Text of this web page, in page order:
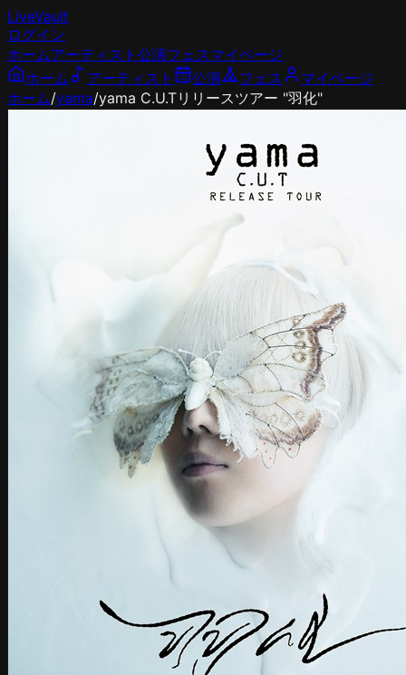
LiveVault
ログイン
ホームアーティスト 公演フェスマイページ
ホーム
アーティスト 公演 フェス
マイページ
ホーム/yama/yama C.U.Tリリースツアー "羽化"